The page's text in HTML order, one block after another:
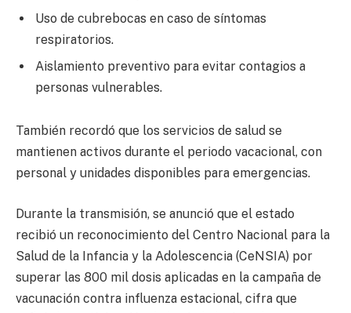
Uso de cubrebocas en caso de síntomas
respiratorios.
Aislamiento preventivo para evitar contagios a
personas vulnerables.
También recordó que los servicios de salud se
mantienen activos durante el periodo vacacional, con
personal y unidades disponibles para emergencias.
Durante la transmisión, se anunció que el estado
recibió un reconocimiento del Centro Nacional para la
Salud de la Infancia y la Adolescencia (CeNSIA) por
superar las 800 mil dosis aplicadas en la campaña de
vacunación contra influenza estacional, cifra que